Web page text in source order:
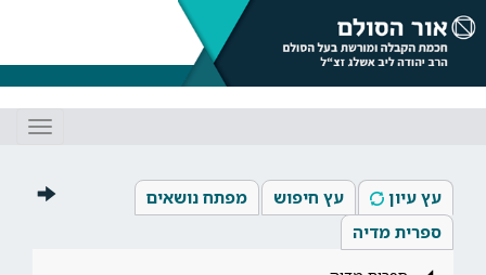
עץ עיון עץ חיפוש
מפתח נושאים
ספרית מדיה